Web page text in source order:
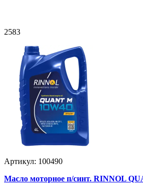
2583
Артикул: 100490
Масло моторное п/синт. RINNOL